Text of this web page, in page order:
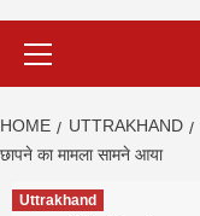
HOME UTTRAKHAND
छापने का मामला सामने आया
Uttrakhand